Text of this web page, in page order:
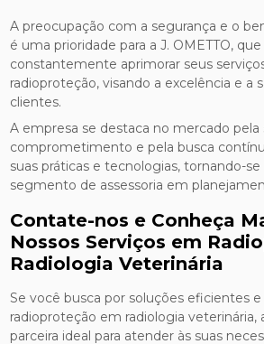
A preocupação com a segurança e o
é uma prioridade para a J. OMETTO,
constantemente aprimorar seus
radioproteção, visando a excelência e a
clientes.
A empresa se destaca no mercado pela
comprometimento e pela busca
suas práticas e tecnologias, tornando-
segmento de assessoria em
Contate-nos e Conheça
Nossos Serviços em
Radiologia Veterinária
Se você busca por soluções eficientes
radioproteção em radiologia veterinária,
parceira ideal para atender às suas